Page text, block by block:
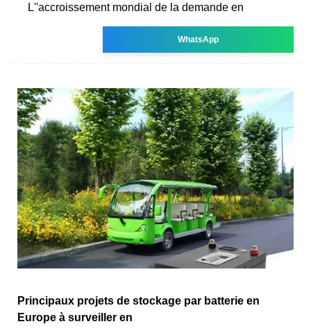
L''accroissement mondial de la demande en
WhatsApp
Principaux projets de stockage par batterie en
Europe à surveiller en